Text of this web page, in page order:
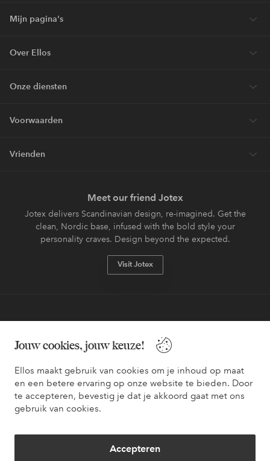
Jouw cookies, jouw keuze!
Ellos maakt gebruik van cookies om je inhoud op maat
en een betere ervaring op onze website te bieden. Door
te accepteren, bevestig je dat je akkoord gaat met ons
gebruik van cookies.
Accepteren
Mijn pagina's
Over Ellos
Onze diensten
Voorwaarden
Vrienden
Meet our friend Jotex
Jotex delivers Scandinavian design, re-imagined. Get the
clean, Nordic base, infused with the bold style your
personality craves. Design beyond the expected.
Visit Jotex
Wil je meer weten over
onze betaalopties